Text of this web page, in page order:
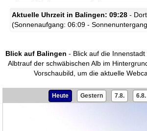
Aktuelle Uhrzeit in Balingen: 09:28 -
(Sonnenaufgang: 06:09 -
Blick auf Balingen - Blick auf die
Albtrauf der schwäbischen Alb im
Vorschaubild, um die aktuelle
Heute Gestern 7.8. 6.8.